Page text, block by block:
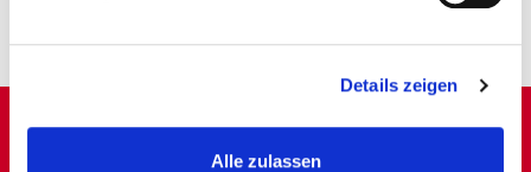
Details zeigen
Alle zulassen